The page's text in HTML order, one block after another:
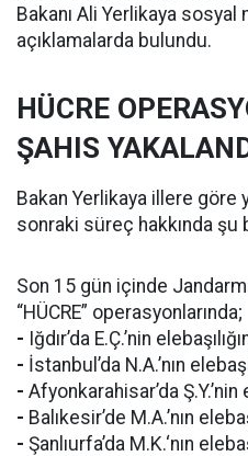
Bakanı Ali Yerlikaya
açıklamalarda bulundu.
HÜCRE
ŞAHIS
Bakan Yerlikaya illere
sonraki süreç hakkında şu
Son 15 gün içinde
“HÜCRE” operasyonlarında;
- Iğdır’da E.Ç.’nin
- İstanbul’da N.A.’nın
- Afyonkarahisar’da Ş.Y.’nin
- Balıkesir’de M.A.’nın
- Şanlıurfa’da M.K.‘nın